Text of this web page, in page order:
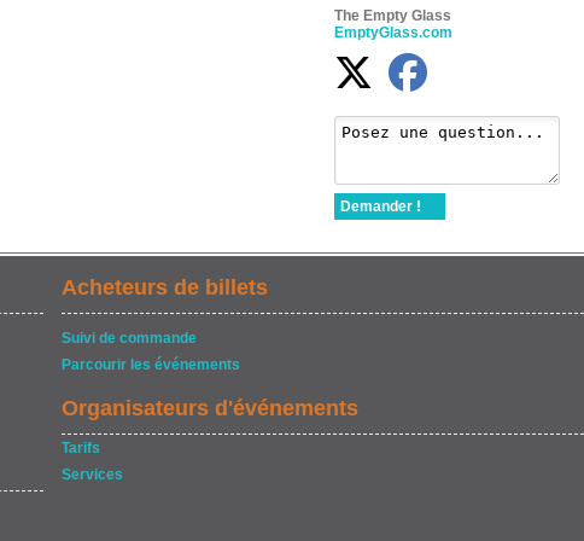
The Empty Glass
EmptyGlass.com
Demander !
Acheteurs de billets
Suivi de commande
Parcourir les événements
Organisateurs d'événements
Tarifs
Services